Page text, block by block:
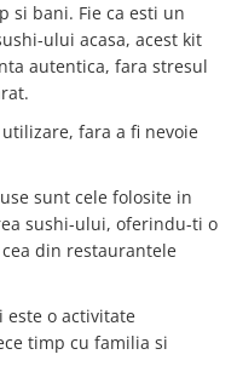
si bani. Fie ca esti un
ului acasa, acest kit
autentica, fara stresul
fara a fi nevoie
sunt cele folosite in
sushi-ului, oferindu-ti o
din restaurantele
este o activitate
timp cu familia si